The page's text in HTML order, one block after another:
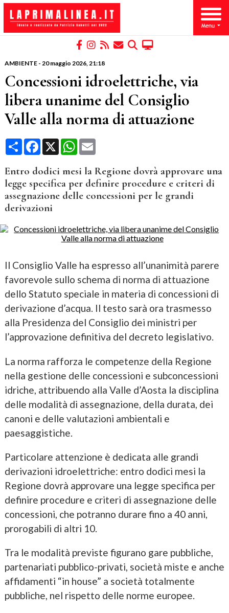
AMBIENTE- 20 maggio 2026, 21:18
Concessioni idroelettriche, via
libera unanime del Consiglio
Valle alla norma di attuazione
CondividiFacebook
X WhatsApp
Email
Entro dodici mesi la Regione dovrà approvare una
legge specifica per definire procedure e criteri di
assegnazione delle concessioni per le grandi
derivazioni
Il Consiglio Valle ha espresso all’unanimità parere
favorevole sullo schema di norma di attuazione
dello Statuto speciale in materia di concessioni di
derivazione d’acqua. Il testo sarà ora trasmesso
alla Presidenza del Consiglio dei ministri per
l’approvazione definitiva del decreto legislativo.
La norma rafforza le competenze della Regione
nella gestione delle concessioni e subconcessioni
idriche, attribuendo alla Valle d’Aosta la disciplina
delle modalità di assegnazione, della durata, dei
canoni e delle valutazioni ambientali e
paesaggistiche.
Particolare attenzione è dedicata alle grandi
derivazioni idroelettriche: entro dodici mesi la
Regione dovrà approvare una legge specifica per
definire procedure e criteri di assegnazione delle
concessioni, che potranno durare fino a 40 anni,
prorogabili di altri 10.
Tra le modalità previste figurano gare pubbliche,
partenariati pubblico-privati, società miste e anche
affidamenti “in house” a società totalmente
pubbliche, nel rispetto delle norme europee.